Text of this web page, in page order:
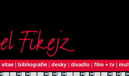
vitae | bibliografie | desky | divadlo | film + tv |